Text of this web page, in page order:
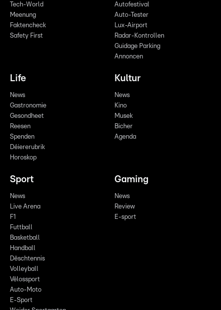
Tech-World
Meenung
Faktencheck
Safety First
Autofestival
Auto-Tester
Lux-Airport
Radar-Kontrollen
Guidage Parking
Annoncen
Life
News
Gastronomie
Gesondheet
Reesen
Spenden
Déiererubrik
Horoskop
Kultur
News
Kino
Musek
Bicher
Agenda
Sport
News
Live Arena
F1
Futtball
Basketball
Handball
Dëschtennis
Volleyball
Vëlossport
Auto-Moto
E-Sport
Gaming
News
Review
E-sport